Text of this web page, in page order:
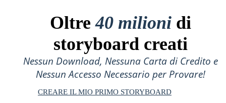
Oltre40 milioni di
storyboard creati
Nessun Download, Nessuna Carta di Credito e
Nessun Accesso Necessario per Provare!
CREARE IL MIO PRIMO STORYBOARD